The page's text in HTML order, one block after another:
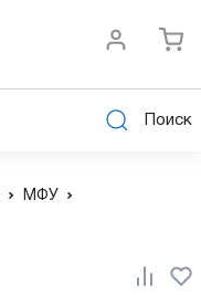
Поиск
МФУ